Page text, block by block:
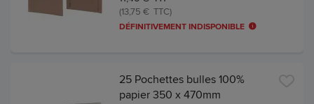
(13,75 € TTC)
DÉFINITIVEMENT INDISPONIBLE
25 Pochettes bulles 100%
papier 350 x 470mm